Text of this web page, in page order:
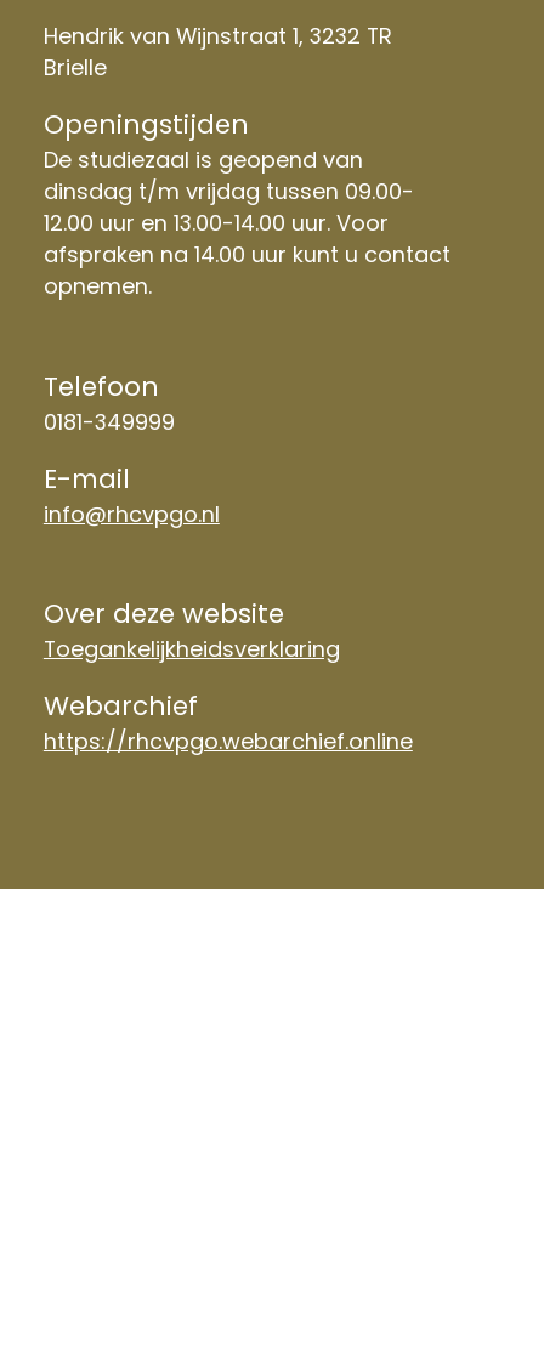
Hendrik van Wijnstraat 1, 3232 TR
Brielle
Openingstijden
De studiezaal is geopend van
dinsdag t/m vrijdag tussen 09.00-
12.00 uur en 13.00-14.00 uur. Voor
afspraken na 14.00 uur kunt u contact
opnemen.
Telefoon
0181-349999
E-mail
info@rhcvpgo.nl
Over deze website
Toegankelijkheidsverklaring
Webarchief
https://rhcvpgo.webarchief.online